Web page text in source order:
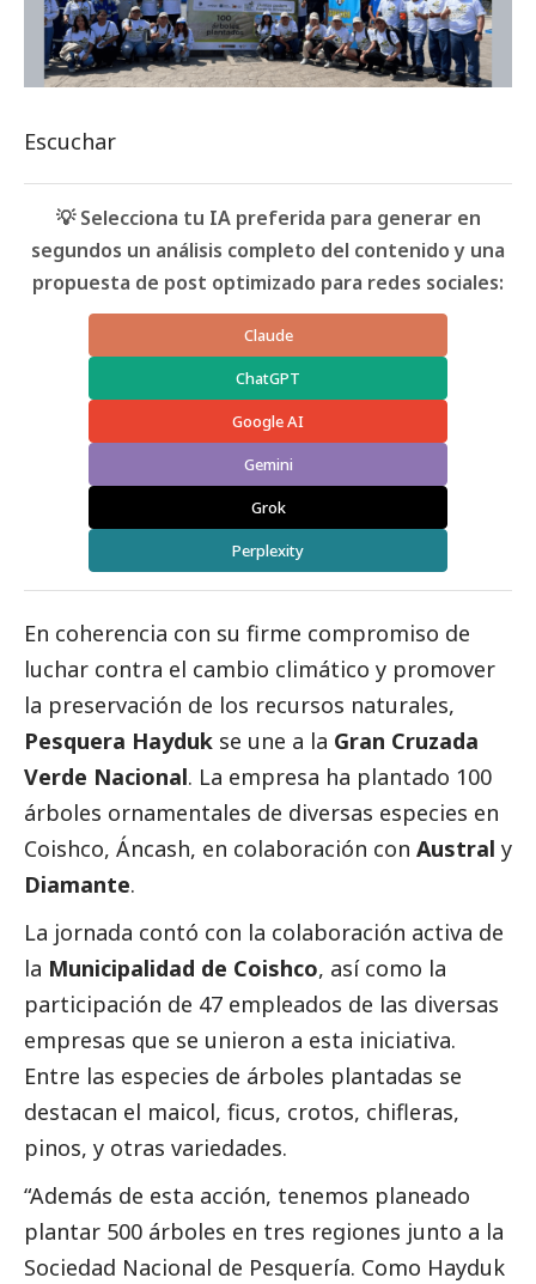
Escuchar
💡 Selecciona tu IA preferida para generar en
segundos un análisis completo del contenido y una
propuesta de post optimizado para redes sociales:
Claude
ChatGPT
Google AI
Gemini
Grok
Perplexity
En coherencia con su firme compromiso de
luchar contra el cambio climático y promover
la preservación de los recursos naturales,
Pesquera Hayduk se une a la Gran Cruzada
Verde Nacional. La empresa ha plantado 100
árboles ornamentales de diversas especies en
Coishco, Áncash, en colaboración con Austral y
Diamante.
La jornada contó con la colaboración activa de
la Municipalidad de Coishco, así como la
participación de 47 empleados de las diversas
empresas que se unieron a esta iniciativa.
Entre las especies de árboles plantadas se
destacan el maicol, ficus, crotos, chifleras,
pinos, y otras variedades.
“Además de esta acción, tenemos planeado
plantar 500 árboles en tres regiones junto a la
Sociedad Nacional de Pesquería. Como Hayduk